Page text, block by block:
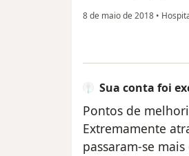
8 de maio de 2018 •
Sua conta foi
Pontos de
Extremamente
passaram-se